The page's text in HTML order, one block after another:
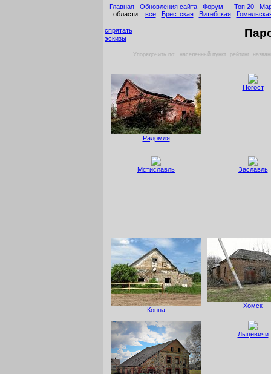
Главная Обновления сайта Форум Топ 20
области: все Брестская Витебская
спрятать
эскизы
Упорядочить по: населенный пункт рейтинг
Радомля
Погост
Мстиславль Заславль
Конна
Хомск
Лыцевичи